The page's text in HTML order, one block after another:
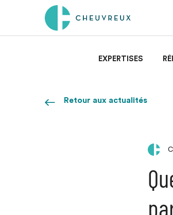
EXPERTISES
Retour aux actualités